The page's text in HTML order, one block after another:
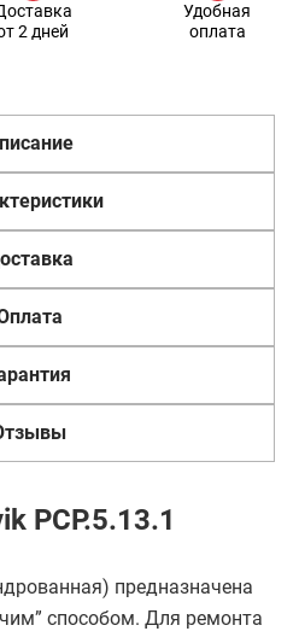
2 дней
Удобная
оплата
PCP.5.13.1
предназначена
способом. Для ремонта